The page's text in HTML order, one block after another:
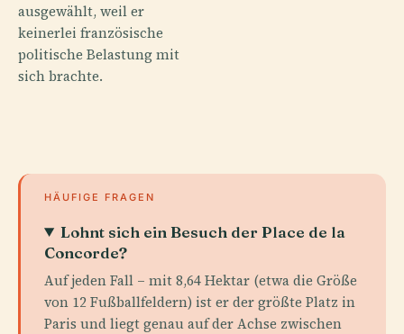
ausgewählt, weil er
keinerlei französische
politische Belastung mit
sich brachte.
HÄUFIGE FRAGEN
Lohnt sich ein Besuch der Place de la
Concorde?
Auf jeden Fall – mit 8,64 Hektar (etwa die Größe
von 12 Fußballfeldern) ist er der größte Platz in
Paris und liegt genau auf der Achse zwischen